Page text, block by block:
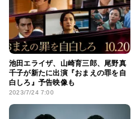
池田エライザ、山崎育三郎、尾野真
千子が新たに出演『おまえの罪を自
白しろ』予告映像も
2023/7/24 7:00